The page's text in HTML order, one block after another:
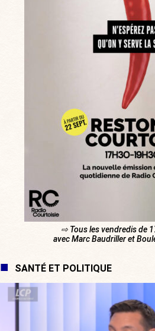
⇨ Tous les vendredis de
avec Marc Baudriller et
SANTÉ ET POLITIQUE